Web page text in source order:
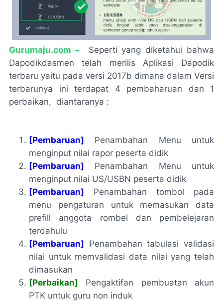
Gurumaju.com –Seperti yang diketahui bahwa
Dapodikdasmen telah merilis Aplikasi Dapodik
terbaru yaitu pada versi 2017b dimana dalam Versi
terbarunya ini terdapat 4 pembaharuan dan 1
perbaikan, diantaranya :
[Pembaruan] Penambahan Menu untuk
menginput nilai rapor peserta didik
[Pembaruan] Penambahan Menu untuk
menginput nilai US/USBN peserta didik
[Pembaruan] Penambahan tombol pada
menu pengaturan untuk memasukan data
prefill anggota rombel dan pembelejaran
terdahulu
[Pembaruan] Penambahan tabulasi validasi
nilai untuk memvalidasi data nilai yang telah
dimasukan
[Perbaikan] Pengaktifan pembuatan akun
PTK untuk guru non induk